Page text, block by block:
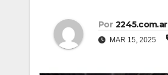
Por 2245.com.ar
MAR 15, 2025